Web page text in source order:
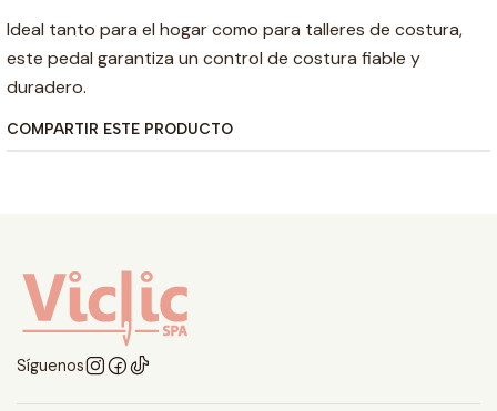
Ideal tanto para el hogar como para talleres de costura,
este pedal garantiza un control de costura fiable y
duradero.
COMPARTIR ESTE PRODUCTO
Síguenos